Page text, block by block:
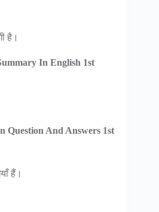
है।
In English 1st
Question And Answers 1st
हैं।